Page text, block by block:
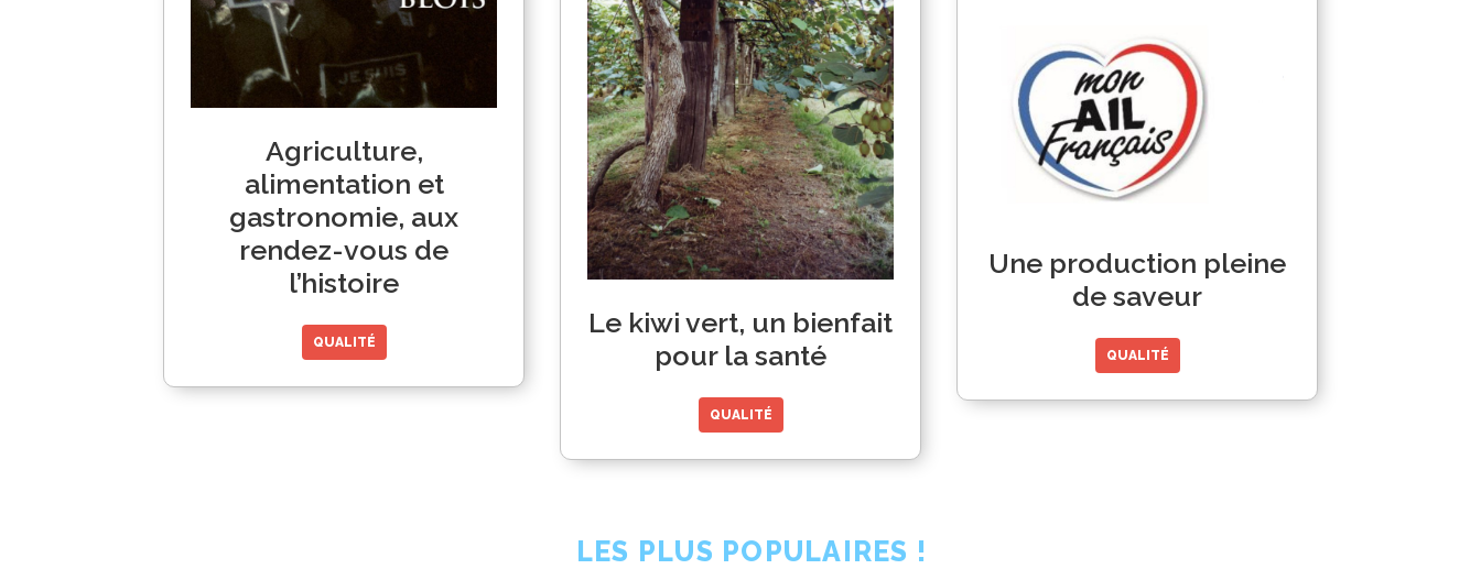
Agriculture,
alimentation et
gastronomie, aux
rendez-vous de
l’histoire
QUALITÉ
Le kiwi vert, un bienfait
pour la santé
QUALITÉ
Une production pleine
de saveur
QUALITÉ
LES PLUS POPULAIRES !